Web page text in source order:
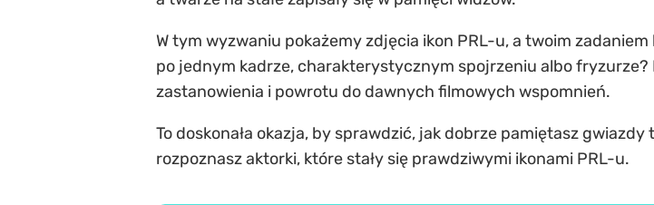
W tym wyzwaniu pokażemy zdjęcia ikon PRL-u, a twoim
po jednym kadrze, charakterystycznym spojrzeniu albo
zastanowienia i powrotu do dawnych filmowych wspomnień.
To doskonała okazja, by sprawdzić, jak dobrze pamiętasz
rozpoznasz aktorki, które stały się prawdziwymi ikonami PRL-u.